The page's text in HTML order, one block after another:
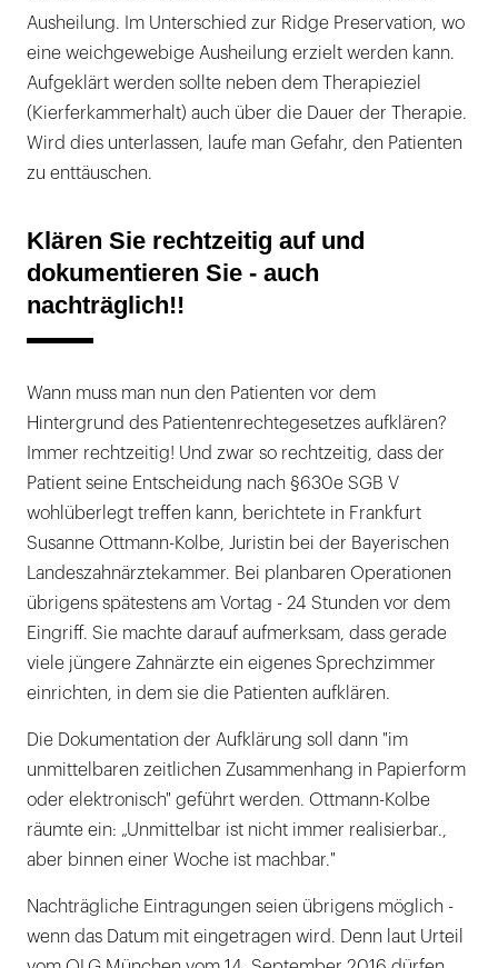
Ausheilung. Im Unterschied zur Ridge Preservation, wo
eine weichgewebige Ausheilung erzielt werden kann.
Aufgeklärt werden sollte neben dem Therapieziel
(Kierferkammerhalt) auch über die Dauer der Therapie.
Wird dies unterlassen, laufe man Gefahr, den Patienten
zu enttäuschen.
Klären Sie rechtzeitig auf und
dokumentieren Sie - auch
nachträglich!!
Wann muss man nun den Patienten vor dem
Hintergrund des Patientenrechtegesetzes aufklären?
Immer rechtzeitig! Und zwar so rechtzeitig, dass der
Patient seine Entscheidung nach §630e SGB V
wohlüberlegt treffen kann, berichtete in Frankfurt
Susanne Ottmann-Kolbe, Juristin bei der Bayerischen
Landeszahnärztekammer. Bei planbaren Operationen
übrigens spätestens am Vortag - 24 Stunden vor dem
Eingriff. Sie machte darauf aufmerksam, dass gerade
viele jüngere Zahnärzte ein eigenes Sprechzimmer
einrichten, in dem sie die Patienten aufklären.
Die Dokumentation der Aufklärung soll dann "im
unmittelbaren zeitlichen Zusammenhang in Papierform
oder elektronisch" geführt werden. Ottmann-Kolbe
räumte ein: „Unmittelbar ist nicht immer realisierbar.,
aber binnen einer Woche ist machbar."
Nachträgliche Eintragungen seien übrigens möglich -
wenn das Datum mit eingetragen wird. Denn laut Urteil